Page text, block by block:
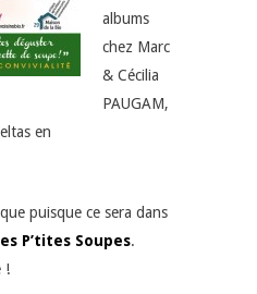
albums
chez Marc
& Cécilia
PAUGAM,
en
puisque ce sera dans
P’tites Soupes.
!